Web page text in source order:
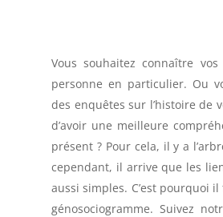
Vous souhaitez connaître
personne en particulier. Ou
des enquêtes sur l’histoire de
d’avoir une meilleure
présent ? Pour cela, il y a
cependant, il arrive que les
aussi simples. C’est pourquoi
génosociogramme. Suivez